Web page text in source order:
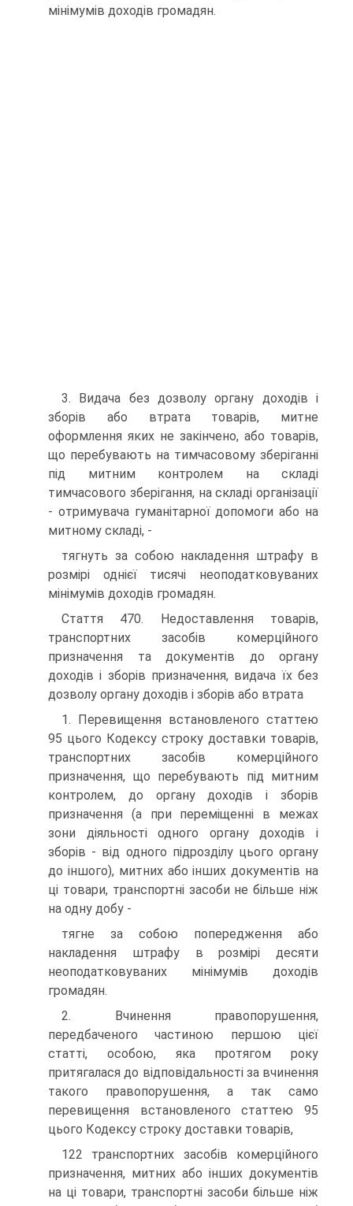
мінімумів доходів громадян.
3. Видача без дозволу органу доходів і
зборів або втрата товарів, митне
оформлення яких не закінчено, або товарів,
що перебувають на тимчасовому зберіганні
під митним контролем на складі
тимчасового зберігання, на складі організації
- отримувача гуманітарної допомоги або на
митному складі, -
тягнуть за собою накладення штрафу в
розмірі однієї тисячі неоподатковуваних
мінімумів доходів громадян.
Стаття 470. Недоставлення товарів,
транспортних засобів комерційного
призначення та документів до органу
доходів і зборів призначення, видача їх без
дозволу органу доходів і зборів або втрата
1. Перевищення встановленого статтею
95 цього Кодексу строку доставки товарів,
транспортних засобів комерційного
призначення, що перебувають під митним
контролем, до органу доходів і зборів
призначення (а при переміщенні в межах
зони діяльності одного органу доходів і
зборів - від одного підрозділу цього органу
до іншого), митних або інших документів на
ці товари, транспортні засоби не більше ніж
на одну добу -
тягне за собою попередження або
накладення штрафу в розмірі десяти
неоподатковуваних мінімумів доходів
громадян.
2. Вчинення правопорушення,
передбаченого частиною першою цієї
статті, особою, яка протягом року
притягалася до відповідальності за вчинення
такого правопорушення, а так само
перевищення встановленого статтею 95
цього Кодексу строку доставки товарів,
122 транспортних засобів комерційного
призначення, митних або інших документів
на ці товари, транспортні засоби більше ніж